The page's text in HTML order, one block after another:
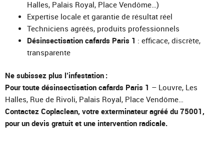
Halles, Palais Royal, Place Vendôme…)
Expertise locale et garantie de résultat réel
Techniciens agréés, produits professionnels
Désinsectisation cafards Paris 1 : efficace, discrète,
transparente
Ne subissez plus l’infestation :
Pour toute désinsectisation cafards Paris 1 – Louvre, Les
Halles, Rue de Rivoli, Palais Royal, Place Vendôme…
Contactez Coplaclean, votre exterminateur agréé du 75001,
pour un devis gratuit et une intervention radicale.